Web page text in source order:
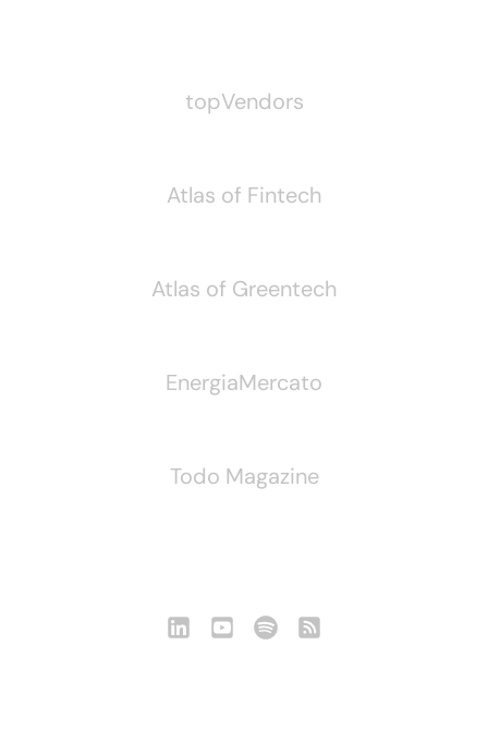
topVendors
Atlas of Fintech
Atlas of Greentech
EnergiaMercato
Todo Magazine